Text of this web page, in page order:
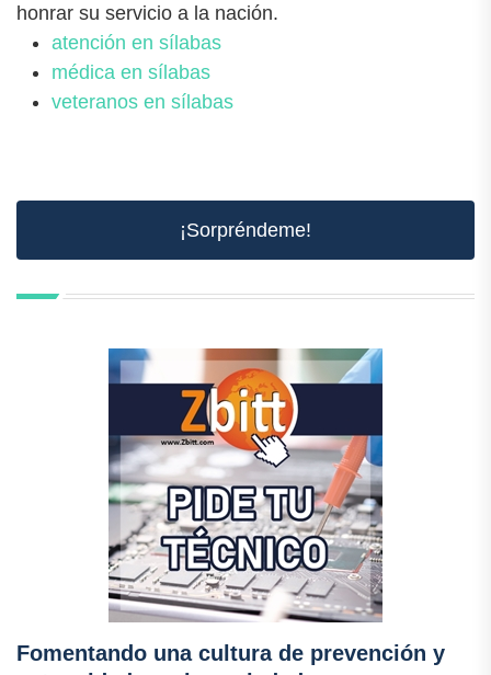
honrar su servicio a la nación.
atención en sílabas
médica en sílabas
veteranos en sílabas
¡Sorpréndeme!
Fomentando una cultura de prevención y